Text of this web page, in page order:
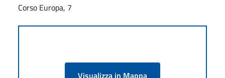
Corso Europa, 7
Visualizza in Mappa